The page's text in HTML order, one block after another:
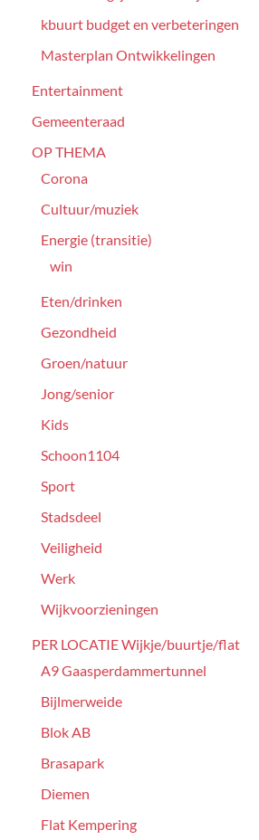
kbuurt budget en verbeteringen
Masterplan Ontwikkelingen
Entertainment
Gemeenteraad
OP THEMA
Corona
Cultuur/muziek
Energie (transitie)
win
Eten/drinken
Gezondheid
Groen/natuur
Jong/senior
Kids
Schoon1104
Sport
Stadsdeel
Veiligheid
Werk
Wijkvoorzieningen
PER LOCATIE Wijkje/buurtje/flat
A9 Gaasperdammertunnel
Bijlmerweide
Blok AB
Brasapark
Diemen
Flat Kempering